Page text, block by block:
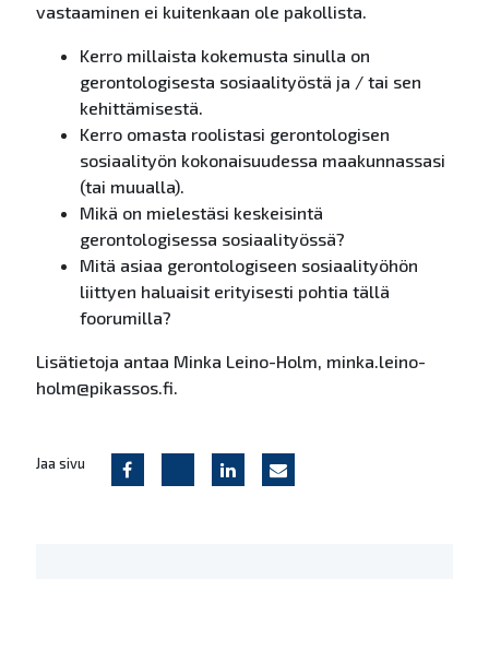
vastaaminen ei kuitenkaan ole pakollista.
Kerro millaista kokemusta sinulla on
gerontologisesta sosiaalityöstä ja / tai sen
kehittämisestä.
Kerro omasta roolistasi gerontologisen
sosiaalityön kokonaisuudessa maakunnassasi
(tai muualla).
Mikä on mielestäsi keskeisintä
gerontologisessa sosiaalityössä?
Mitä asiaa gerontologiseen sosiaalityöhön
liittyen haluaisit erityisesti pohtia tällä
foorumilla?
Lisätietoja antaa Minka Leino-Holm, minka.leino-
holm@pikassos.fi.
Jaa sivu